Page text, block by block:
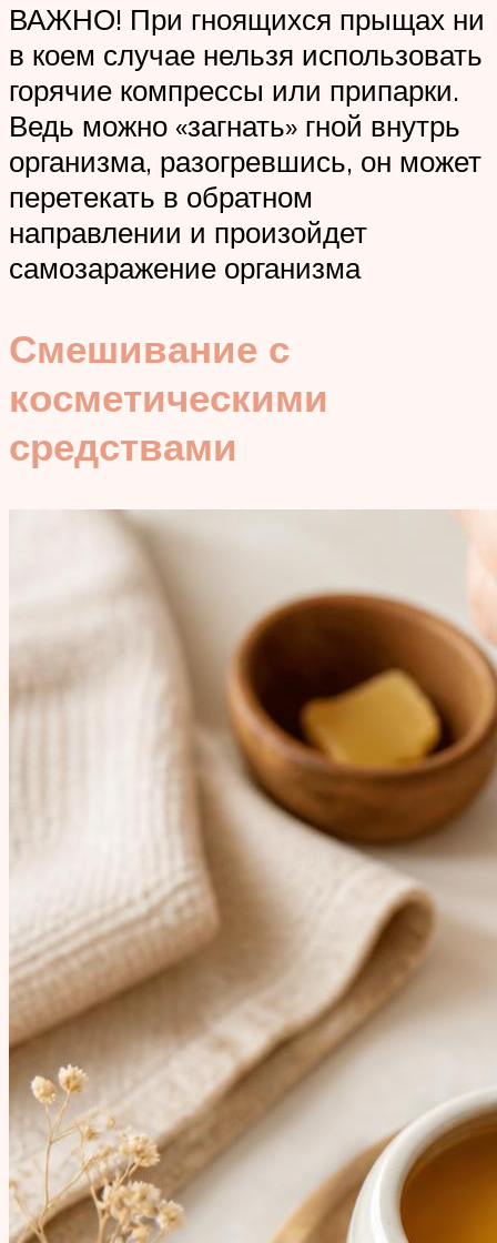
ВАЖНО! При гноящихся прыщах ни
в коем случае нельзя использовать
горячие компрессы или припарки.
Ведь можно «загнать» гной внутрь
организма, разогревшись, он может
перетекать в обратном
направлении и произойдет
самозаражение организма
Смешивание с
косметическими
средствами